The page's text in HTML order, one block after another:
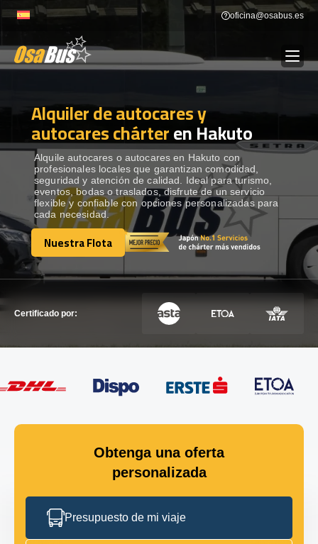
to
oficina@osabus.es
ALQUILER DE AUTOCARES
DESTINOS Show dropdown
RECORRIDAS Show dropdown
FLOTA
Alquiler de autocares y
autocares chárteren Hakuto
Alquile autocares o autocares en Hakuto con
profesionales locales que garantizan comodidad,
seguridad y atención de calidad. Ideal para turismo,
eventos, bodas o traslados, disfrute de un servicio
flexible y confiable con opciones personalizadas para
cada necesidad.
Nuestra Flota
Nuestra Flota
Certificado por:
Obtenga una oferta
personalizada
Presupuesto de mi viaje